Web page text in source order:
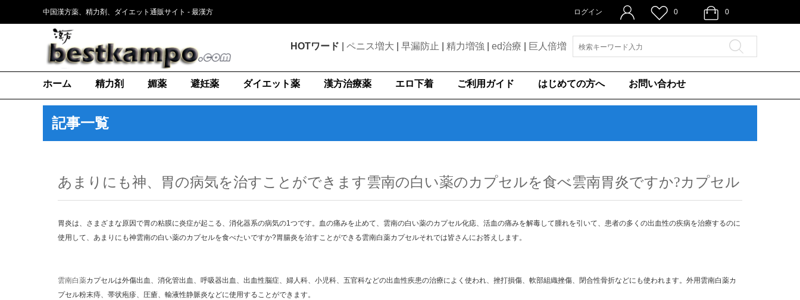
中国漢方薬、精力剤、ダイエット通販サイト - 最漢方 ログイン 0 0
HOTワード ペニス増大 早漏防止 精力増強 ed治療 巨人倍増
ホーム 精力剤 媚薬 避妊薬 ダイエット薬 漢方治療薬 エロ下着 ご利用ガイド はじめての方へ お問い合わせ
記事一覧
あまりにも神、胃の病気を治すことができます雲南の白い薬のカプセルを食べ雲南胃炎ですか?カプセル
胃炎は、さまざまな原因で胃の粘膜に炎症が起こる、消化器系の病気の1つです。血の痛みを止めて、雲南の白い薬のカプセル化痣、活血の痛みを解毒して腫れを引いて、患者の多くの出血性の疾病を治療するのに
使用して、あまりにも神雲南の白い薬のカプセルを食べたいですか?胃腸炎を治すことができる雲南白薬カプセルそれでは皆さんにお答えします。
雲南白薬カプセルは外傷出血、消化管出血、呼吸器出血、出血性脳症、婦人科、小児科、五官科などの出血性疾患の治療によく使われ、挫打損傷、軟部組織挫傷、閉合性骨折などにも使われます。外用雲南白薬カ
プセル粉末痔、帯状疱疹、圧瘡、輸液性静脈炎などに使用することができます。